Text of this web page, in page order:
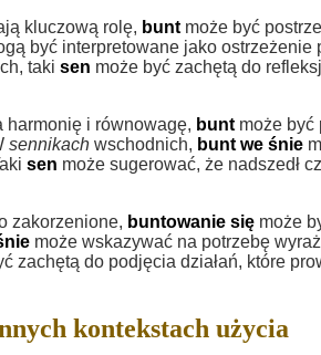
kluczową rolę, bunt może być
być interpretowane jako ostrzeżenie
taki sen może być zachętą do
harmonię i równowagę, bunt może być
sennikach wschodnich, bunt we śnie
sen może sugerować, że nadszedł
zakorzenione, buntowanie się może
może wskazywać na potrzebę
zachętą do podjęcia działań, które
kontekstach użycia